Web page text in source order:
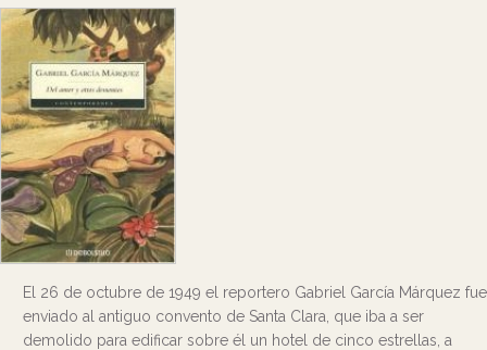
El 26 de octubre de 1949 el reportero Gabriel García Márquez fue
enviado al antiguo convento de Santa Clara, que iba a ser
demolido para edificar sobre él un hotel de cinco estrellas, a